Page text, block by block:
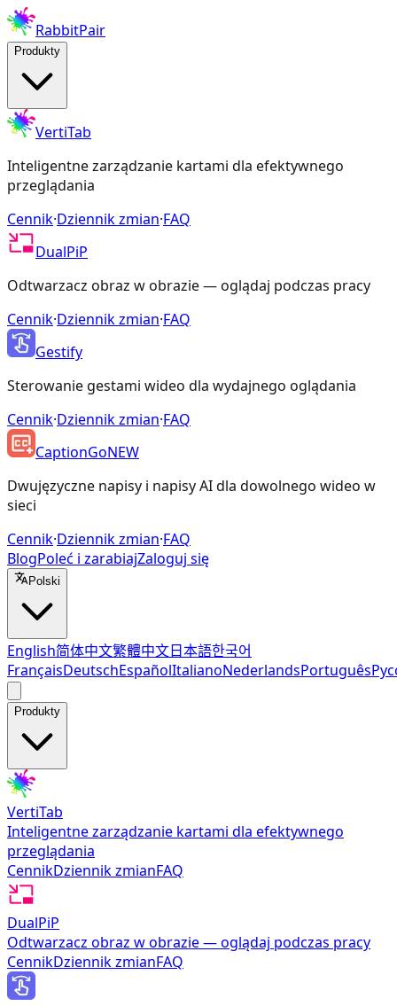
RabbitPair
Produkty
VertiTab
Inteligentne zarządzanie kartami dla efektywnego
przeglądania
Cennik·Dziennik zmian·FAQ
DualPiP
Odtwarzacz obraz w obrazie — oglądaj podczas pracy
Cennik·Dziennik zmian·FAQ
Gestify
Sterowanie gestami wideo dla wydajnego oglądania
Cennik·Dziennik zmian·FAQ
CaptionGoNEW
Dwujęzyczne napisy i napisy AI dla dowolnego wideo w
sieci
Cennik·Dziennik zmian·FAQ
BlogPoleć i zarabiajZaloguj się
Polski
English简体中文繁體中文日本語한국어
FrançaisDeutschEspañolItalianoNederlandsPortuguês
Produkty
VertiTab
Inteligentne zarządzanie kartami dla efektywnego
przeglądania
CennikDziennik zmianFAQ
DualPiP
Odtwarzacz obraz w obrazie — oglądaj podczas pracy
CennikDziennik zmianFAQ